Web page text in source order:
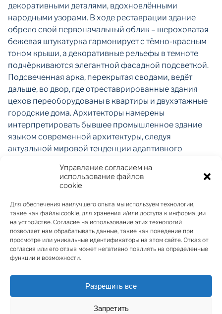
Управление согласием на
использование файлов
cookie
Для обеспечения наилучшего опыта мы используем технологии,
такие как файлы cookie, для хранения и/или доступа к информации
на устройстве. Согласие на использование этих технологий
позволяет нам обрабатывать данные, такие как поведение при
просмотре или уникальные идентификаторы на этом сайте. Отказ от
согласия или его отзыв может негативно повлиять на определенные
функции и возможности.
Разрешить все
Запретить
декоративными деталями, вдохновлёнными
народными узорами. В ходе реставрации здание
обрело свой первоначальный облик – шероховатая
бежевая штукатурка гармонирует с тёмно-красным
тоном крыши, а декоративные рельефы в темноте
подчёркиваются элегантной фасадной подсветкой.
Подсвеченная арка, перекрытая сводами, ведёт
дальше, во двор, где отреставрированные здания
цехов переоборудованы в квартиры и двухэтажные
городские дома. Архитекторы намерены
интерпретировать бывшее промышленное здание
языком современной архитектуры, следуя
актуальной мировой тенденции адаптивного
квартиры.
Каждый квадратный метр пространства Augustine
Garden тщательно продуман для создания
эстетичной и функциональной среды. В интерьерах
цветовая гамма, способствующая умиротворению и
сосредоточенности. Высокие потолки и большие